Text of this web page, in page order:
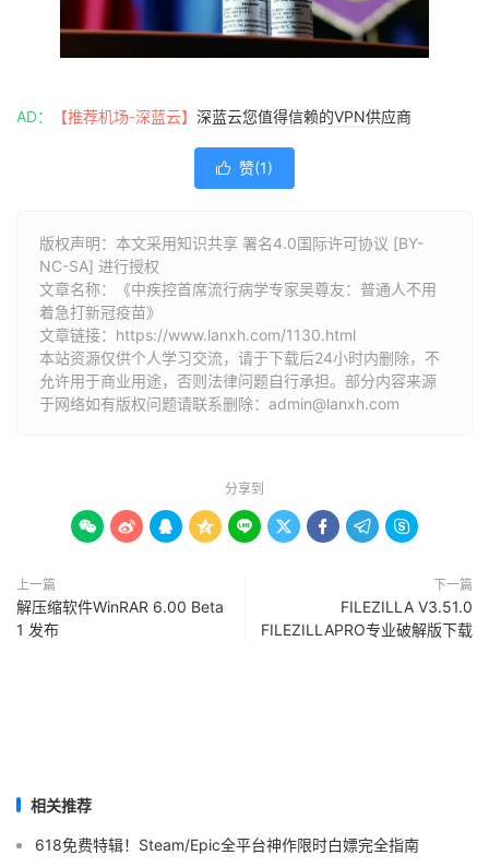
AD： 【推荐机场-深蓝云】 深蓝云您值得信赖的VPN供应商
 赞(1)
版权声明：本文采用知识共享 署名4.0国际许可协议 [BY-
NC-SA] 进行授权
文章名称：《中疾控首席流行病学专家吴尊友：普通人不用
着急打新冠疫苗》
文章链接： https://www.lanxh.com/1130.html
本站资源仅供个人学习交流，请于下载后24小时内删除，不
允许用于商业用途，否则法律问题自行承担。部分内容来源
于网络如有版权问题请联系删除：admin@lanxh.com
分享到
        
上一篇
解压缩软件WinRAR 6.00 Beta
1 发布
下一篇
FILEZILLA V3.51.0
FILEZILLAPRO专业破解版下载
相关推荐
618免费特辑！Steam/Epic全平台神作限时白嫖完全指南